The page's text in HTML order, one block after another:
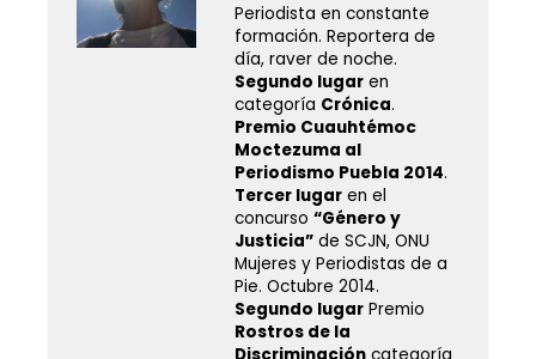
Periodista en constante
formación. Reportera de
día, raver de noche.
Segundo lugaren
categoría Crónica.
Premio Cuauhtémoc
Moctezuma al
Periodismo Puebla 2014.
Tercer lugaren el
concurso “Género y
Justicia”de SCJN, ONU
Mujeres y Periodistas de a
Pie. Octubre 2014.
Segundo lugarPremio
Rostros de la